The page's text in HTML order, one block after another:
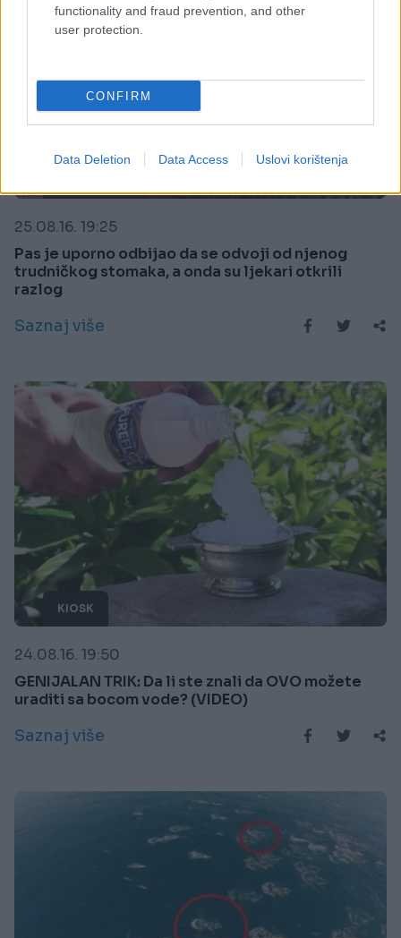
functionality and fraud prevention, and other
user protection.
CONFIRM
Data Deletion Data Access Uslovi korištenja
25.08.16. 19:25
Pas je uporno odbijao da se odvoji od njenog
trudničkog stomaka, a onda su ljekari otkrili
razlog
Saznaj više
KIOSK
24.08.16. 19:50
GENIJALAN TRIK: Da li ste znali da OVO možete
uraditi sa bocom vode? (VIDEO)
Saznaj više